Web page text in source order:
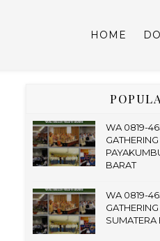
HOME
WA 0819-
BARAT
WA 0819-
SUMATERA